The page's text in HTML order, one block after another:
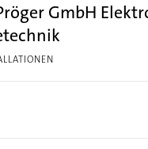
GmbH